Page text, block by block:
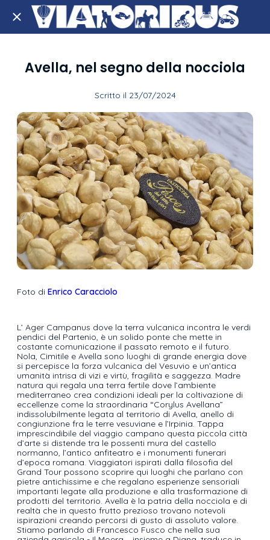
Avella, nel segno della nocciola
Scritto il 23/07/2024
Foto di Enrico Caracciolo
L’ Ager Campanus dove la terra vulcanica incontra le verdi
pendici del Partenio, è un solido ponte che mette in
costante comunicazione il passato remoto e il futuro.
Nola, Cimitile e Avella sono luoghi di grande energia dove
si percepisce la forza vulcanica del Vesuvio e un’antica
umanità intrisa di vizi e virtù, fragilità e saggezza. Madre
natura qui regala una terra fertile dove l’ambiente
mediterraneo crea condizioni ideali per la coltivazione di
eccellenze come la straordinaria “Corylus Avellana”
indissolubilmente legata al territorio di Avella, anello di
congiunzione fra le terre vesuviane e l’Irpinia. Tappa
imprescindibile del viaggio campano questa piccola città
d’arte si distende tra le possenti mura del castello
normanno, l’antico anfiteatro e i monumenti funerari
d’epoca romana. Viaggiatori ispirati dalla filosofia del
Grand Tour possono scoprire qui luoghi che parlano con
pietre antichissime e che regalano esperienze sensoriali
importanti legate alla produzione e alla trasformazione di
prodotti del territorio. Avella è la patria della nocciola e di
realtà che in questo frutto prezioso trovano notevoli
ispirazioni creando percorsi di gusto di assoluto valore.
Stiamo parlando di Francesco Fusco che nella sua